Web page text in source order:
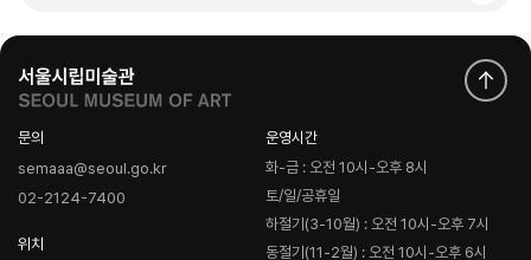
문의
semaaa@seoul.go.kr
02-2124-7400
위치
운영시간
화-금 : 오전 10시-오후 8시
토/일/공휴일
하절기(3-10월) : 오전 10시-오후 7시
동절기(11-2월) : 오전 10시-오후 6시